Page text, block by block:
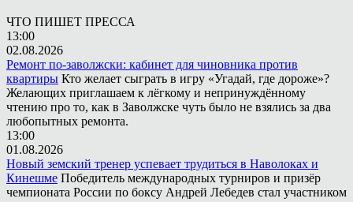
ЧТО ПИШЕТ ПРЕССА
13:00
02.08.2026
Ремонт по-заволжски: кабинет для чиновника против
квартиры Кто желает сыграть в игру «Угадай, где дороже»?
Желающих приглашаем к лёгкому и непринуждённому
чтению про то, как в Заволжске чуть было не взялись за два
любопытных ремонта.
13:00
01.08.2026
Новый земский тренер успевает трудиться в Наволоках и
Кинешме Победитель международных турниров и призёр
чемпионата России по боксу Андрей Лебедев стал участником